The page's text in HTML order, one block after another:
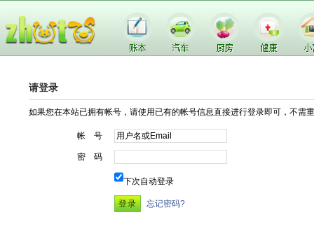
请登录
如果您在本站已拥有帐号，请使用已有的帐号信息直接进行登录即可，不需
帐 号
密 码
下次自动登录
忘记密码?